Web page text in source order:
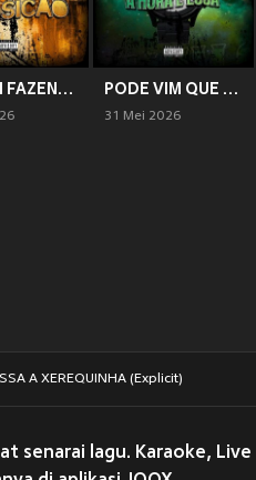
MTG VAI FAZENDO A POSIÇÃO (Explicit) PODE VIM QUE A HORA É ESSA (Explicit)
31 Mei 2026
A XEREQUINHA (Explicit)
senarai lagu. Karaoke, Live